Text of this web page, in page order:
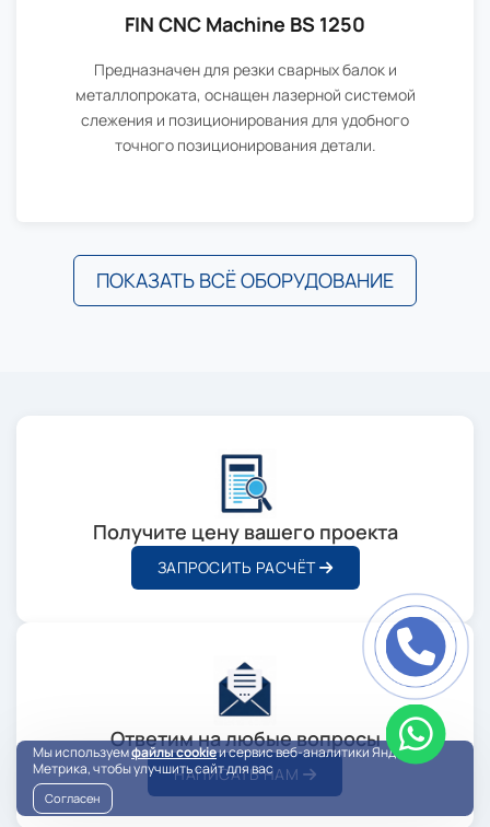
FIN CNC Machine BS 1250
Предназначен для резки сварных балок и
металлопроката, оснащен лазерной системой
слежения и позиционирования для удобного
точного позиционирования детали.
ПОКАЗАТЬ ВСЁ ОБОРУДОВАНИЕ
Получите цену вашего проекта
ЗАПРОСИТЬ РАСЧЁТ
Ответим на любые вопросы
НАПИСАТЬ НАМ
Мы используемфайлы cookieи сервис веб-аналитики Яндекс
Метрика, чтобы улучшить сайт для вас
Согласен